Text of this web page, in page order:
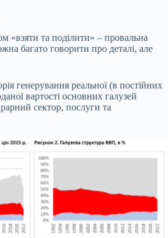
«взяти та поділити» – провальна
багато говорити про деталі, але
генерування реальної (в постійних
вартості основних галузей
сектор, послуги та